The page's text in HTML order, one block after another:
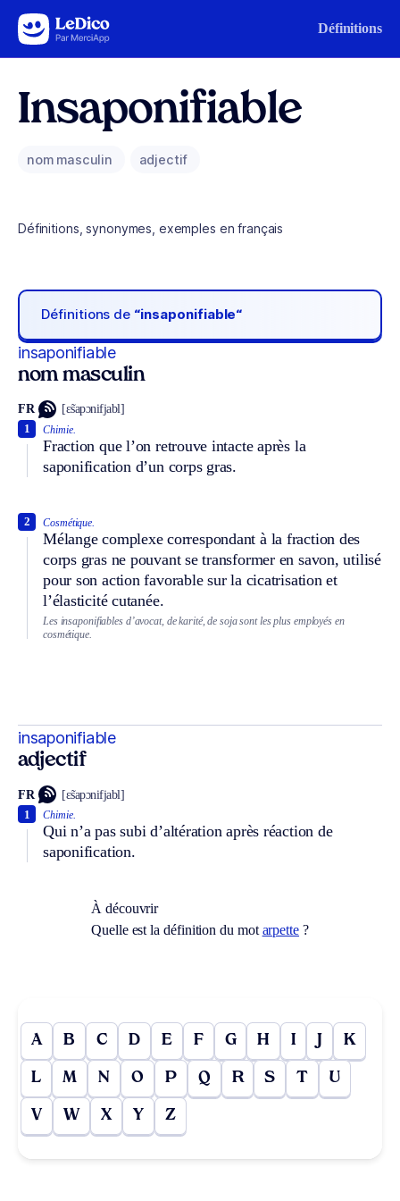
Aller au contenu Définitions
Insaponifiable
nom masculin adjectif
Définitions, synonymes, exemples en français
Définitions de “insaponifiable“
insaponifiable
nom masculin
FR [ɛ̃sapɔnifjabl]
Chimie.
Fraction que l’on retrouve intacte après la
saponification d’un corps gras.
1
Cosmétique.
Mélange complexe correspondant à la fraction des
corps gras ne pouvant se transformer en savon, utilisé
pour son action favorable sur la cicatrisation et
l’élasticité cutanée.
2
Les insaponifiables d’avocat, de karité, de soja sont les plus employés en
cosmétique.
insaponifiable
adjectif
FR [ɛ̃sapɔnifjabl]
Chimie.
Qui n’a pas subi d’altération après réaction de
saponification.
1
À découvrir
Quelle est la définition du mot arpette ?
A B C D E F G H I J K
L M N O P Q R S T U
V W X Y Z